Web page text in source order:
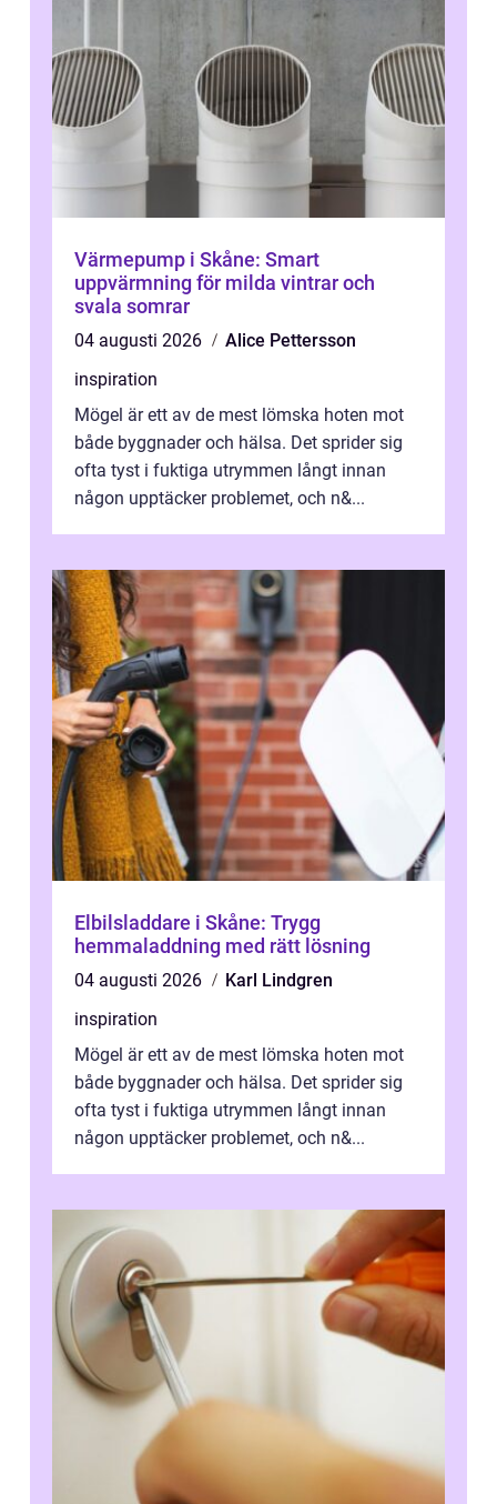
Värmepump i Skåne: Smart
uppvärmning för milda vintrar och
svala somrar
04 augusti 2026
Alice Pettersson
inspiration
Mögel är ett av de mest lömska hoten mot
både byggnader och hälsa. Det sprider sig
ofta tyst i fuktiga utrymmen långt innan
någon upptäcker problemet, och n&...
Elbilsladdare i Skåne: Trygg
hemmaladdning med rätt lösning
04 augusti 2026
Karl Lindgren
inspiration
Mögel är ett av de mest lömska hoten mot
både byggnader och hälsa. Det sprider sig
ofta tyst i fuktiga utrymmen långt innan
någon upptäcker problemet, och n&...